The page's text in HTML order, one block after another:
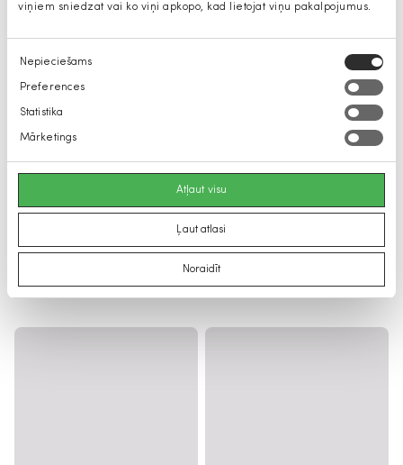
viņiem sniedzat vai ko viņi apkopo, kad lietojat viņu pakalpojumus.
Piekrišanas
izvēle
Nepieciešams
Preferences
Statistika
Mārketings
Atļaut visu
Ļaut atlasi
Noraidīt